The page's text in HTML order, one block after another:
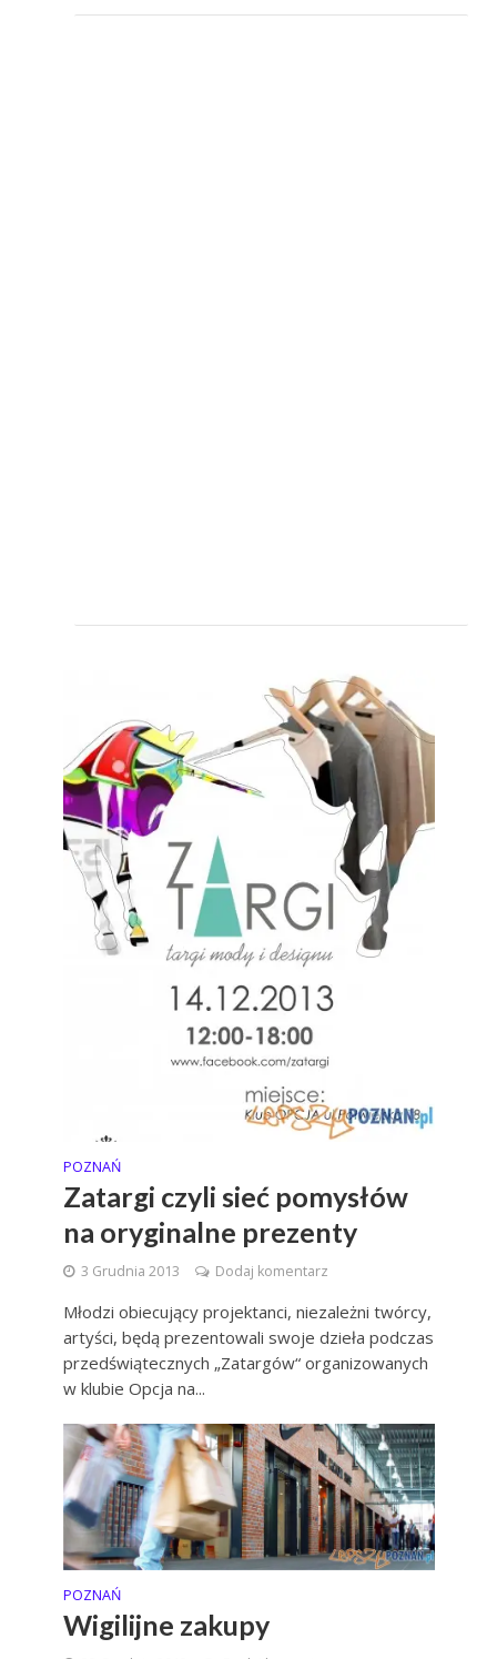
POZNAŃ
Zatargi czyli sieć pomysłów
na oryginalne prezenty
3 Grudnia 2013 Dodaj komentarz
Młodzi obiecujący projektanci, niezależni twórcy,
artyści, będą prezentowali swoje dzieła podczas
przedświątecznych „Zatargów“ organizowanych
w klubie Opcja na...
POZNAŃ
Wigilijne zakupy